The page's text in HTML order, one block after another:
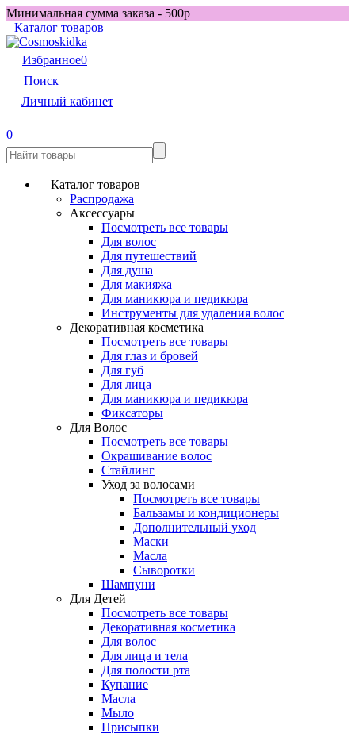
Минимальная сумма заказа - 500р
Каталог товаров
Избранное0
Поиск
Личный кабинет
0
Каталог товаров
Распродажа
Аксессуары
Посмотреть все товары
Для волос
Для путешествий
Для душа
Для макияжа
Для маникюра и педикюра
Инструменты для удаления волос
Декоративная косметика
Посмотреть все товары
Для глаз и бровей
Для губ
Для лица
Для маникюра и педикюра
Фиксаторы
Для Волос
Посмотреть все товары
Окрашивание волос
Стайлинг
Уход за волосами
Посмотреть все товары
Бальзамы и кондиционеры
Дополнительный уход
Маски
Масла
Сыворотки
Шампуни
Для Детей
Посмотреть все товары
Декоративная косметика
Для волос
Для лица и тела
Для полости рта
Купание
Масла
Мыло
Присыпки